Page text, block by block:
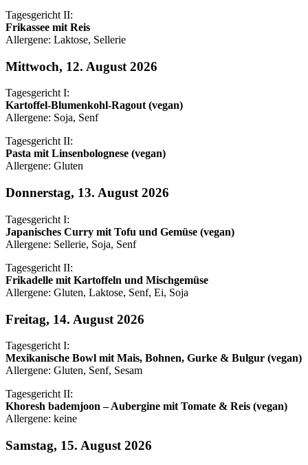
Tagesgericht II:
Frikassee mit Reis
Allergene: Laktose, Sellerie
Mittwoch, 12. August 2026
Tagesgericht I:
Kartoffel-Blumenkohl-Ragout (vegan)
Allergene: Soja, Senf
Tagesgericht II:
Pasta mit Linsenbolognese (vegan)
Allergene: Gluten
Donnerstag, 13. August 2026
Tagesgericht I:
Japanisches Curry mit Tofu und Gemüse (vegan)
Allergene: Sellerie, Soja, Senf
Tagesgericht II:
Frikadelle mit Kartoffeln und Mischgemüse
Allergene: Gluten, Laktose, Senf, Ei, Soja
Freitag, 14. August 2026
Tagesgericht I:
Mexikanische Bowl mit Mais, Bohnen, Gurke & Bulgur (vegan)
Allergene: Gluten, Senf, Sesam
Tagesgericht II:
Khoresh bademjoon – Aubergine mit Tomate & Reis (vegan)
Allergene: keine
Samstag, 15. August 2026